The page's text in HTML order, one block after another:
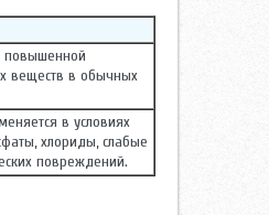
повышенной
веществ в обычных
в условиях
хлориды, слабые
повреждений.